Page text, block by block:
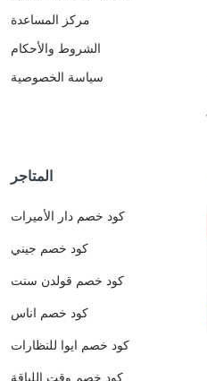
مركز المساعدة
الشروط والأحكام
سياسة الخصوصية
المتاجر
كود خصم دار الأميرات
كود خصم جيني
كود خصم قولدن سنت
كود خصم اناس
كود خصم ايوا للنظارات
كود خصم وقت اللياقة